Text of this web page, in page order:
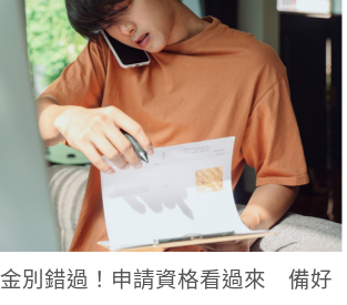
別錯過！申請資格看過來 備好